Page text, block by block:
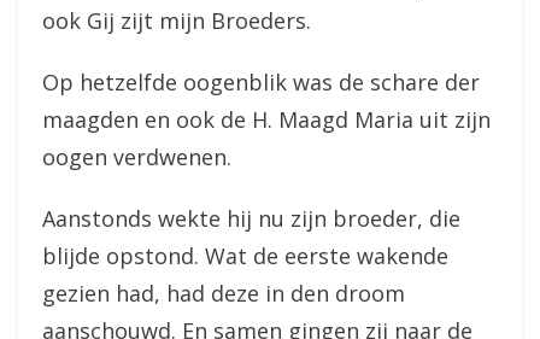
ook Gij zijt mijn Broeders.
Op hetzelfde oogenblik was de schare der
maagden en ook de H. Maagd Maria uit zijn
oogen verdwenen.
Aanstonds wekte hij nu zijn broeder, die
blijde opstond. Wat de eerste wakende
gezien had, had deze in den droom
aanschouwd. En samen gingen zij naar de